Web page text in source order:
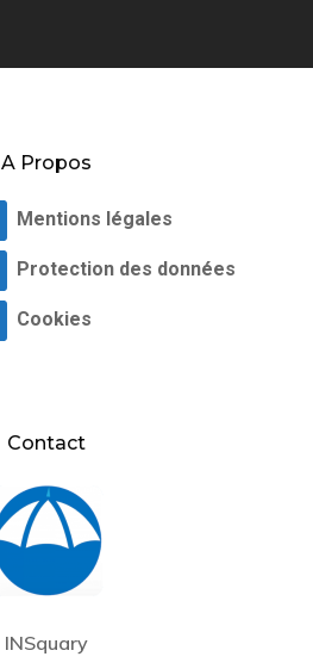
A Propos
Mentions légales
Protection des données
Cookies
Contact
INSquary